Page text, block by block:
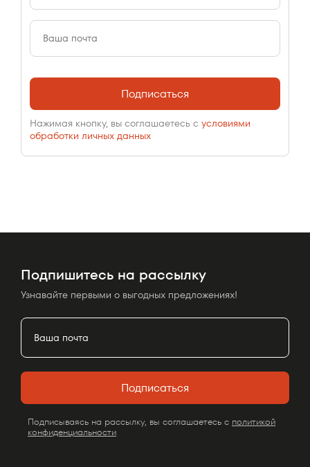
Подписаться
Нажимая кнопку, вы соглашаетесь с условиями
обработки личных данных
Подпишитесь на рассылку
Узнавайте первыми о выгодных предложениях!
Подписаться
Подписываясь на рассылку, вы соглашаетесь с политикой
конфиденциальности